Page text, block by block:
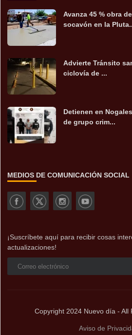
Avanza 45 % obra
socavón en la
Advierte Tránsito
ciclovía de ...
Detienen en
de grupo crim...
MEDIOS DE COMUNICACIÓN SOCIAL
¡Suscríbete aquí para recibir cosas
actualizaciones!
Copyright 2024 Nuevo día - All
Aviso de